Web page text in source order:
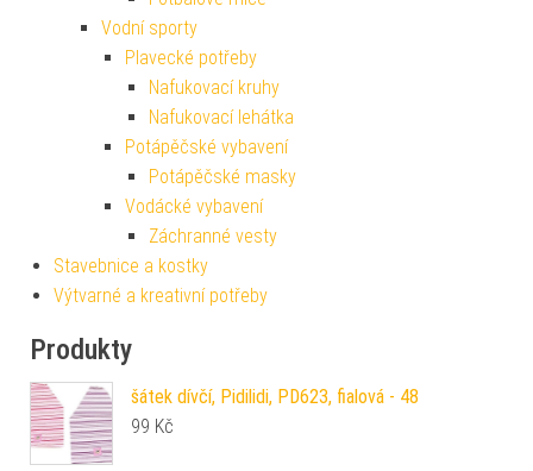
Vodní sporty
Plavecké potřeby
Nafukovací kruhy
Nafukovací lehátka
Potápěčské vybavení
Potápěčské masky
Vodácké vybavení
Záchranné vesty
Stavebnice a kostky
Výtvarné a kreativní potřeby
Produkty
šátek dívčí, Pidilidi, PD623, fialová - 48
99 Kč